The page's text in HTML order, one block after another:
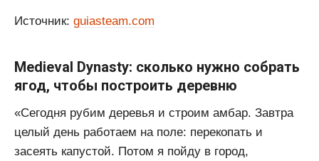
Источник: guiasteam.com
Medieval Dynasty: сколько нужно собрать
ягод, чтобы построить деревню
«Сегодня рубим деревья и строим амбар. Завтра
целый день работаем на поле: перекопать и
засеять капустой. Потом я пойду в город,